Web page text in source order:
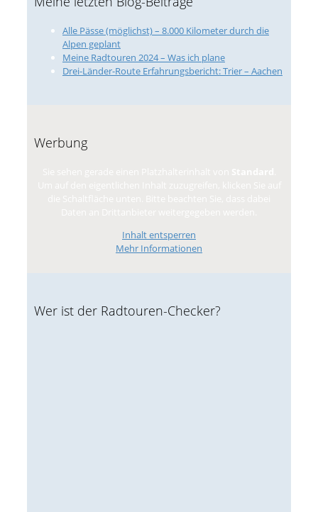
Alle Pässe (möglichst) – 8.000 Kilometer durch die
Alpen geplant
Meine Radtouren 2024 – Was ich plane
Drei-Länder-Route Erfahrungsbericht: Trier – Aachen
Werbung
Inhalt entsperren
Mehr Informationen
Wer ist der Radtouren-Checker?